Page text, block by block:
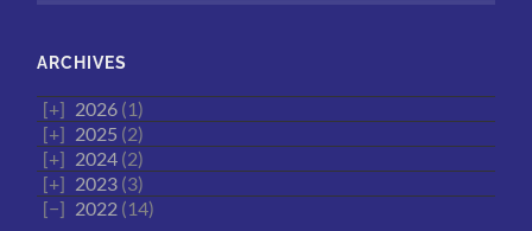
ARCHIVES
2026 (1)
2025 (2)
2024 (2)
2023 (3)
2022 (14)